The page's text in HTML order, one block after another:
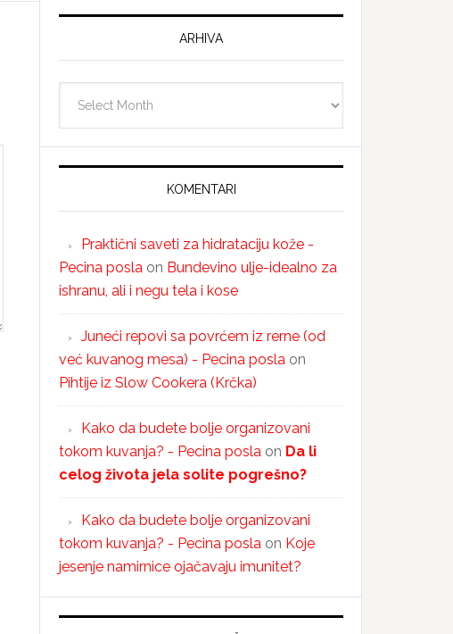
ARHIVA
KOMENTARI
Praktični saveti za hidrataciju kože -
Pecina posla on Bundevino ulje-idealno za
ishranu, ali i negu tela i kose
Juneći repovi sa povrćem iz rerne (od
već kuvanog mesa) - Pecina posla on
Pihtije iz Slow Cookera (Krčka)
Kako da budete bolje organizovani
tokom kuvanja? - Pecina posla on Da li
celog života jela solite pogrešno?
Kako da budete bolje organizovani
tokom kuvanja? - Pecina posla on Koje
jesenje namirnice ojačavaju imunitet?